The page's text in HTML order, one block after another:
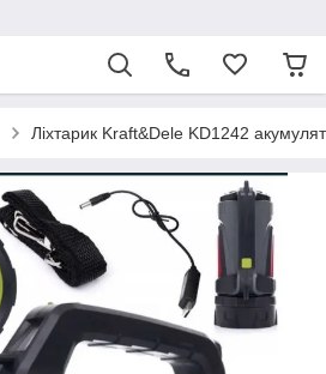
Ліхтарик Kraft&Dele KD1242